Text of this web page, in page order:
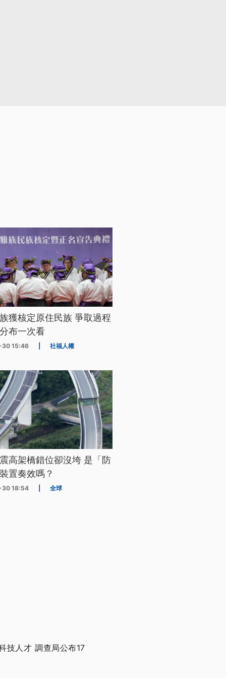
獲核定原住民族 爭取過程
布一次看
15:46 社福人權
高架橋錯位卻沒垮 是「防
置奏效嗎？
18:54 全球
技人才 調查局公布17